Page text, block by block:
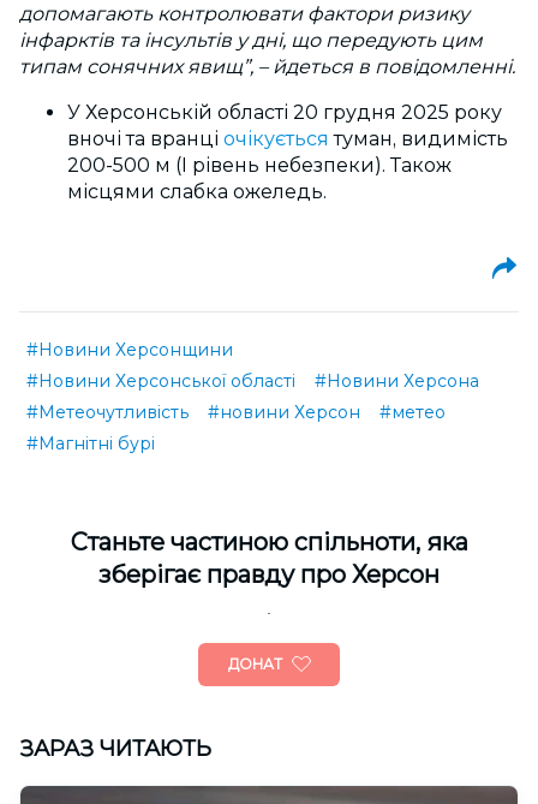
допомагають контролювати фактори ризику
інфарктів та інсультів у дні, що передують цим
типам сонячних явищ”, – йдеться в повідомленні.
У Херсонській області 20 грудня 2025 року
вночі та вранці очікується туман, видимість
200-500 м (І рівень небезпеки). Також
місцями слабка ожеледь.
#Новини Херсонщини
#Новини Херсонської області
#Новини Херсона
#Метеочутливість
#новини Херсон
#метео
#Магнітні бурі
Cтаньте частиною спільноти, яка
зберігає правду про Херсон
ДОНАТ
ЗАРАЗ ЧИТАЮТЬ